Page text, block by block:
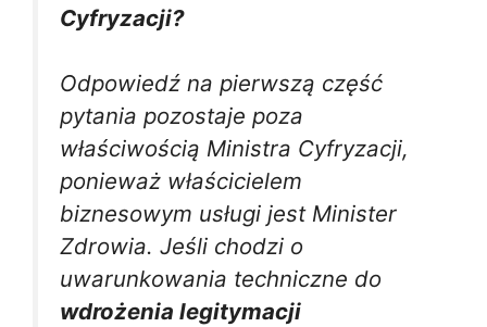
Cyfryzacji?
Odpowiedź na pierwszą część
pytania pozostaje poza
właściwością Ministra Cyfryzacji,
ponieważ właścicielem
biznesowym usługi jest Minister
Zdrowia. Jeśli chodzi o
uwarunkowania techniczne do
wdrożenia legitymacji